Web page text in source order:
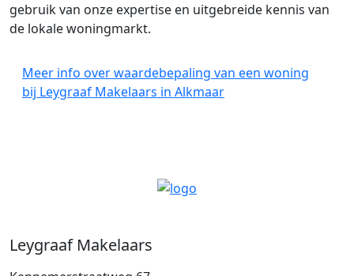
Leygraaf Makelaars
gebruik van onze expertise en uitgebreide kennis van
de lokale woningmarkt.
Meer info over waardebepaling van een woning
bij Leygraaf Makelaars in Alkmaar